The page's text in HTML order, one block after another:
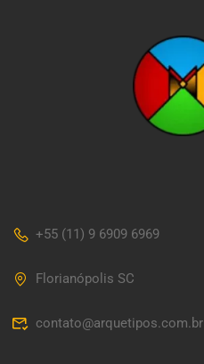
+55 (11) 9 6909 6969
Florianópolis SC
contato@arquetipos.com.br